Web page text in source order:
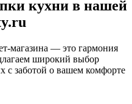
кухни в нашей
магазина — это гармония
широкий выбор
с заботой о вашем комфорте